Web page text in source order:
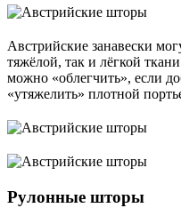
Австрийские занавески
тяжёлой, так и лёгкой
можно «облегчить», если
«утяжелить» плотной
Рулонные шторы